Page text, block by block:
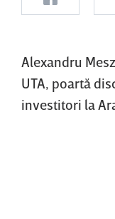
Alexandru
UTA, poartă
investitori la